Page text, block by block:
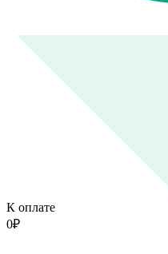
К оплате
0₽